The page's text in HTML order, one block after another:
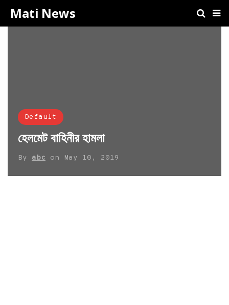
Mati News
Default
হেলমেট বাহিনীর হামলা
By abc on May 10, 2019